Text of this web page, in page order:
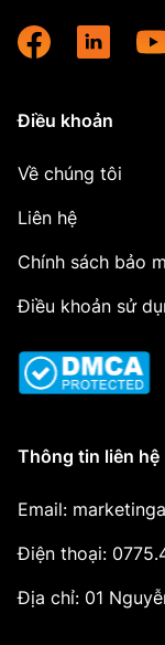
Điều khoản
Về chúng tôi
Liên hệ
Chính sách bảo
Điều khoản sử
Thông tin liên hệ
Email:
Điện thoại:
Địa chỉ: 01